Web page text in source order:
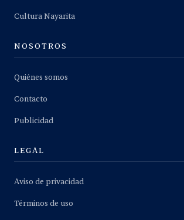
Cultura Nayarita
NOSOTROS
Quiénes somos
Contacto
Publicidad
LEGAL
Aviso de privacidad
Términos de uso